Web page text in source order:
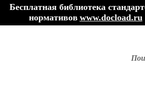
Бесплатная библиотека
нормативов www.docload.ru